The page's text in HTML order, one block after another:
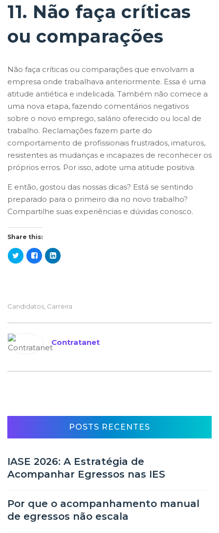
11. Não faça críticas
ou comparações
Não faça críticas ou comparações que envolvam a
empresa onde trabalhava anteriormente. Essa é uma
atitude antiética e indelicada. Também não comece a
uma nova etapa, fazendo comentários negativos
sobre o novo emprego, salário oferecido ou local de
trabalho. Reclamações fazem parte do
comportamento de profissionais frustrados, imaturos,
resistentes as mudanças e incapazes de reconhecer os
próprios erros. Por isso, adote uma atitude positiva.
E então, gostou das nossas dicas? Está se sentindo
preparado para o primeiro dia no novo trabalho?
Compartilhe suas experiências e dúvidas conosco.
Share this:
Candidatos Carreira
Contratanet
POSTS RECENTES
IASE 2026: A Estratégia de
Acompanhar Egressos nas IES
Por que o acompanhamento manual
de egressos não escala